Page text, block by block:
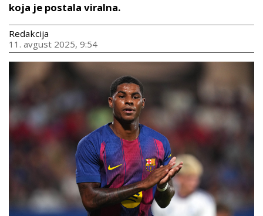
koja je postala viralna.
Redakcija
11. avgust 2025, 9:54